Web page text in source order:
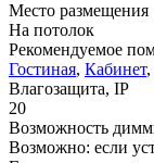
Место размещения
На потолок
Рекомендуемое
Гостиная, Кабинет,
Влагозащита, IP
20
Возможность
Возможно: если